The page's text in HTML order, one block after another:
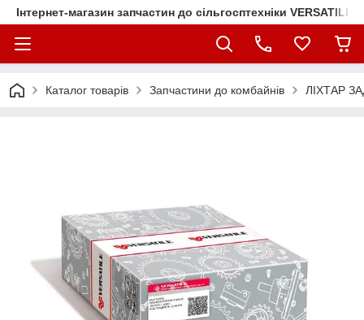
Інтернет-магазин запчастин до сільгосптехніки VERSATILE
Каталог товарів Запчастини до комбайнів ЛІХТАР